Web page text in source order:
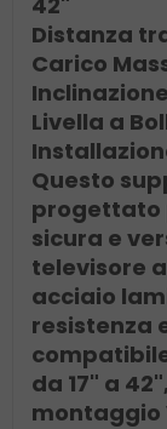
Distanza
Carico
Livella a
Questo
progettato
sicura e
televisore
acciaio
resistenza
da 17" a
montaggio